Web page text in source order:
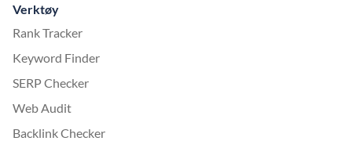
Verktøy
Rank Tracker
Keyword Finder
SERP Checker
Web Audit
Backlink Checker